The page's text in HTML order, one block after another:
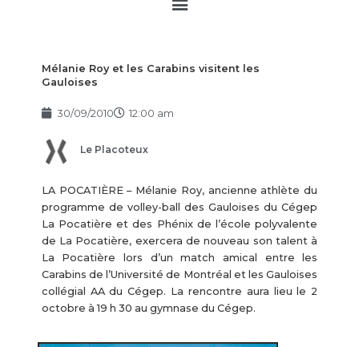
Mélanie Roy et les Carabins visitent les
Gauloises
30/09/2010 12:00 am
Le Placoteux
LA POCATIÈRE – Mélanie Roy, ancienne athlète du
programme de volley-ball des Gauloises du Cégep
La Pocatière et des Phénix de l’école polyvalente
de La Pocatière, exercera de nouveau son talent à
La Pocatière lors d’un match amical entre les
Carabins de l’Université de Montréal et les Gauloises
collégial AA du Cégep. La rencontre aura lieu le 2
octobre à 19 h 30 au gymnase du Cégep.